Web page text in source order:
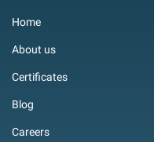
Home
About us
Certificates
Blog
Careers